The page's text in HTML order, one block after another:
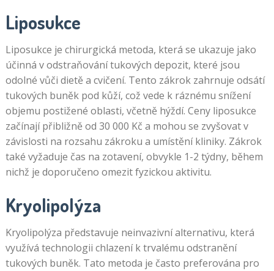
Liposukce
Liposukce je chirurgická metoda, která se ukazuje jako
účinná v odstraňování tukových depozit, které jsou
odolné vůči dietě a cvičení. Tento zákrok zahrnuje odsátí
tukových buněk pod kůží, což vede k ráznému snížení
objemu postižené oblasti, včetně hýždí. Ceny liposukce
začínají přibližně od 30 000 Kč a mohou se zvyšovat v
závislosti na rozsahu zákroku a umístění kliniky. Zákrok
také vyžaduje čas na zotavení, obvykle 1-2 týdny, během
nichž je doporučeno omezit fyzickou aktivitu.
Kryolipolýza
Kryolipolýza představuje neinvazivní alternativu, která
využívá technologii chlazení k trvalému odstranění
tukových buněk. Tato metoda je často preferována pro